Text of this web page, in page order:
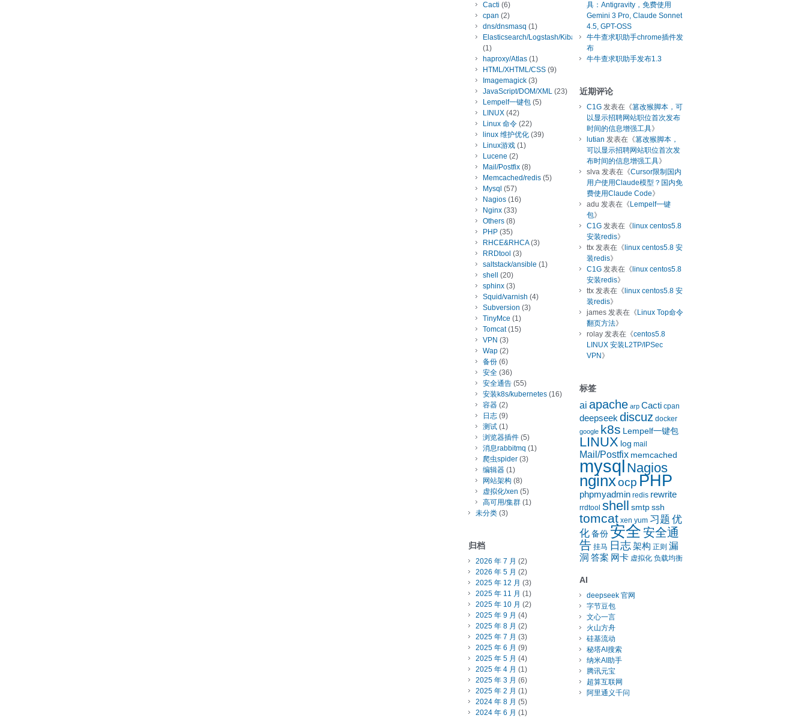
Cacti (6)
cpan (2)
dns/dnsmasq (1)
Elasticsearch/Logstash/Kibana
(1)
haproxy/Atlas (1)
HTML/XHTML/CSS (9)
Imagemagick (3)
JavaScript/DOM/XML (23)
Lempelf一键包 (5)
LINUX (42)
Linux 命令 (22)
linux 维护优化 (39)
Linux游戏 (1)
Lucene (2)
Mail/Postfix (8)
Memcached/redis (5)
Mysql (57)
Nagios (16)
Nginx (33)
Others (8)
PHP (35)
RHCE&RHCA(3)
RRDtool (3)
saltstack/ansible (1)
shell
(20)
sphinx (3)
Squid/varnish (4)
Subversion (3)
TinyMce (1)
Tomcat(15)
VPN (3)
Wap (2)
备份 (6)
安全 (36)
安全通告 (55)
安装k8s/kubernetes (16)
容器 (2)
日志 (9)
测试 (1)
浏览器插件 (5)
消息rabbitmq (1)
爬虫spider (3)
编辑器 (1)
网站架构 (8)
虚拟化/xen (5)
高可用/集群 (1)
未分类 (3)
归档
2026 年 7 月 (2)
2026 年 5 月 (2)
2025 年 12 月 (3)
2025 年 11 月 (1)
2025 年 10 月 (2)
2025 年 9 月 (4)
2025 年 8 月 (2)
2025 年 7 月 (3)
2025 年 6 月 (9)
2025 年 5 月 (4)
2025 年 4 月 (1)
2025 年 3 月 (6)
2025 年 2 月 (1)
2024 年 8 月 (5)
2024 年 6 月 (1)
具：Antigravity，免费使用
Gemini 3 Pro, Claude Sonnet
4.5, GPT-OSS
牛牛查求职助手chrome插件发
布
牛牛查求职助手发布1.3
近期评论
C1G 发表在《篡改猴脚本，可
以显示招聘网站职位首次发布
时间的信息增强工具》
lutian 发表在《篡改猴脚本，
可以显示招聘网站职位首次发
布时间的信息增强工具》
slva 发表在《Cursor限制国内
用户使用Claude模型？国内免
费使用Claude Code》
adu 发表在《 Lempelf一键
包》
C1G 发表在《 linux centos5.8
安装redis》
ttx 发表在《 linux centos5.8 安
装redis》
C1G 发表在《 linux centos5.8
安装redis》
ttx 发表在《 linux centos5.8 安
装redis》
james 发表在《 Linux Top命令
翻页方法》
rolay 发表在《centos5.8
LINUX 安装L2TP/IPSec
VPN 》
标签
ai apache arp Cacti cpan
deepseek discuz docker
google k8s Lempelf一键包
LINUX log mail
Mail/Postfix memcached
mysql Nagios
nginxocp PHP
phpmyadmin redis rewrite
rrdtool shell smtp ssh
tomcat xen yum 习题 优
化 备份 安全安全通
告 挂马 日志架构 正则 漏
洞 答案 网卡 虚拟化 负载均衡
AI
deepseek 官网
字节豆包
文心一言
火山方舟
硅基流动
秘塔AI搜索
纳米AI助手
腾讯元宝
超算互联网
阿里通义千问